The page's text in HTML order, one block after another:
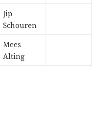
Jip
Schouren
Mees
Alting